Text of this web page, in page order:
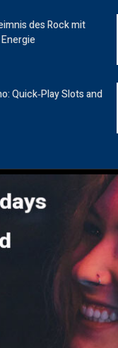
des Rock mit
Quick‑Play Slots and